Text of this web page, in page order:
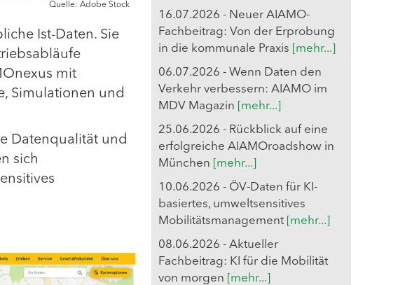
Quelle: Adobe Stock
Ist-Daten. Sie
mit
Simulationen und
Datenqualität und
sich
16.07.2026 - Neuer AIAMO-
Fachbeitrag: Von der Erprobung
in die kommunale Praxis
[mehr...]
06.07.2026 - Wenn Daten den
Verkehr verbessern: AIAMO im
MDV Magazin
[mehr...]
25.06.2026 - Rückblick auf eine
erfolgreiche AIAMOroadshow in
München
[mehr...]
10.06.2026 - ÖV-Daten für KI-
basiertes, umweltsensitives
Mobilitätsmanagement [mehr...]
08.06.2026 - Aktueller
Fachbeitrag: KI für die Mobilität
von morgen
[mehr...]